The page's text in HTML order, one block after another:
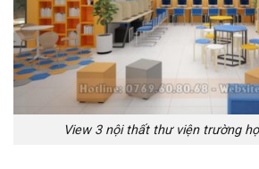
View 3 nội thất thư viện trường